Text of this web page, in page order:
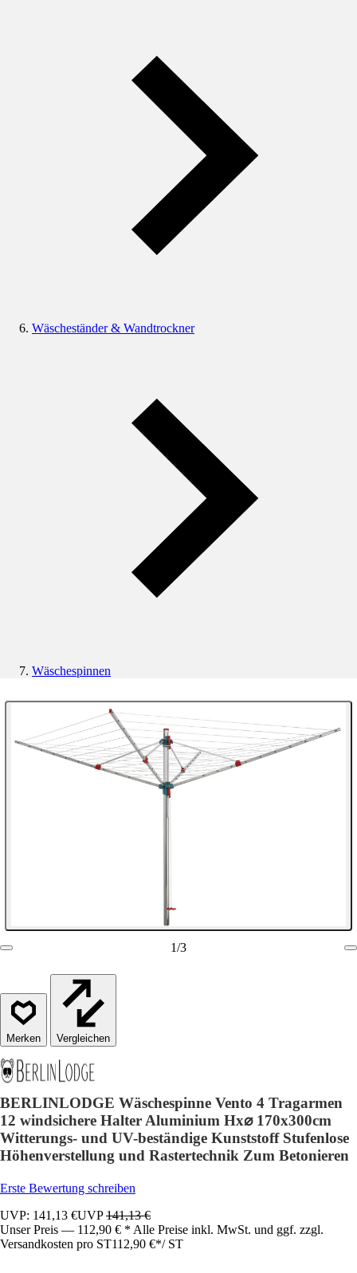
Wäscheständer & Wandtrockner
Wäschespinnen
1/3
Vergleichen
BERLINLODGE Wäschespinne Vento 4 Tragarmen
12 windsichere Halter Aluminium Hx⌀ 170x300cm
Witterungs- und UV-beständige Kunststoff Stufenlose
Höhenverstellung und Rastertechnik Zum Betonieren
Erste Bewertung schreiben
UVP: 141,13 €UVP141,13 €
Unser Preis — 112,90 € * Alle Preise inkl. MwSt. und ggf. zzgl.
Versandkosten pro ST112,90 €*/ ST